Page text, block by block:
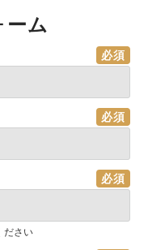
ーム
ださい